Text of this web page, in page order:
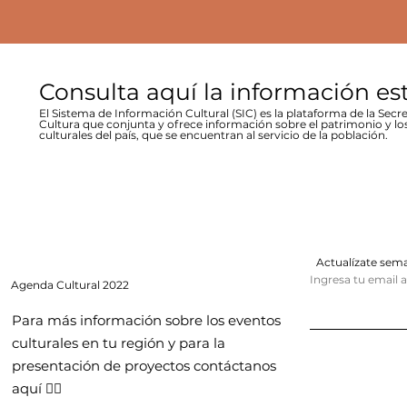
Consulta aquí la información
El Sistema de Información Cultural (SIC) es la plataforma de la
Cultura que conjunta y ofrece información sobre el patrimonio y
culturales del país, que se encuentran al servicio de la población.
Agenda Cultural 2022
Para más información sobre los eventos
culturales en tu región y para la
presentación de proyectos contáctanos
aquí 👇🏻
Actualízate
Ingresa tu email